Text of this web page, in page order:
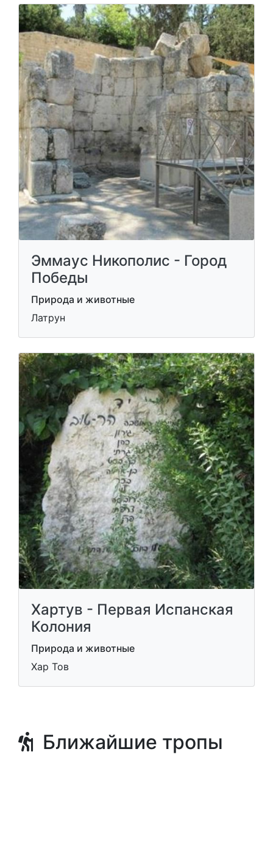
Эммаус Никополис - Город
Победы
Природа и животные
Латрун
Хартув - Первая Испанская
Колония
Природа и животные
Хар Тов
Ближайшие тропы